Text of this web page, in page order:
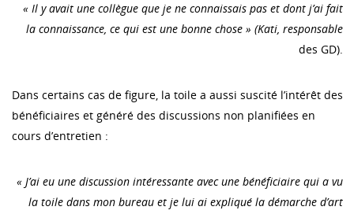
« Il y avait une collègue que je ne connaissais pas et dont j’ai fait
la connaissance, ce qui est une bonne chose » (Kati, responsable
des GD).
Dans certains cas de figure, la toile a aussi suscité l’intérêt des
bénéficiaires et généré des discussions non planifiées en
cours d’entretien :
« J’ai eu une discussion intéressante avec une bénéficiaire qui a vu
la toile dans mon bureau et je lui ai expliqué la démarche d’art